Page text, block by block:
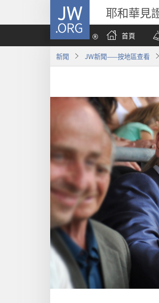
JW.ORG 耶和華見
首頁
新聞 JW新聞——按地區查看